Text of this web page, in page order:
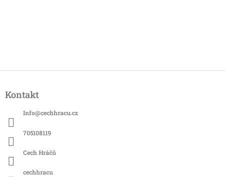
pKontakt
Info@cechhracu.cz
705108119
Cech Hráčů
cechhracu